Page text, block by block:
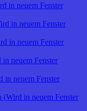
in neuem Fenster
in neuem Fenster
in neuem Fenster
neuem Fenster
in neuem Fenster
in neuem Fenster